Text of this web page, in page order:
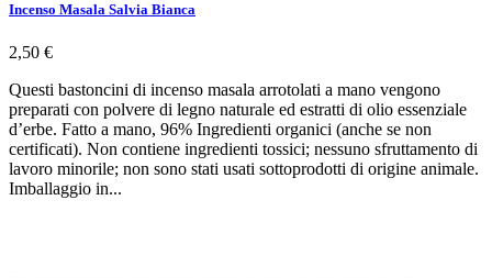
Incenso Masala Salvia Bianca
2,50 €
Questi bastoncini di incenso masala arrotolati a mano vengono
preparati con polvere di legno naturale ed estratti di olio essenziale
d’erbe. Fatto a mano, 96% Ingredienti organici (anche se non
certificati). Non contiene ingredienti tossici; nessuno sfruttamento di
lavoro minorile; non sono stati usati sottoprodotti di origine animale.
Imballaggio in...